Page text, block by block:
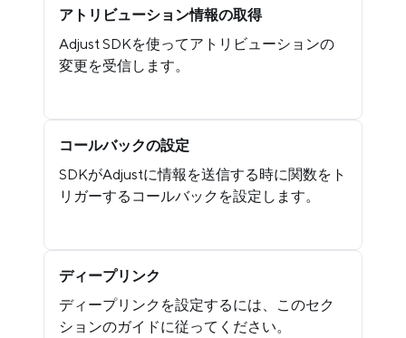
アトリビューション情報の取得
Adjust SDKを使ってアトリビューションの
変更を受信します。
コールバックの設定
SDKがAdjustに情報を送信する時に関数をト
リガーするコールバックを設定します。
ディープリンク
ディープリンクを設定するには、このセク
ションのガイドに従ってください。